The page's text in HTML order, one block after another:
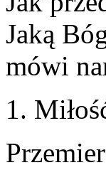
Jaką
mówi
1.